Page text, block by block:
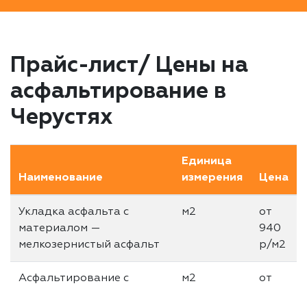
Прайс-лист/ Цены на
асфальтирование в
Черустях
Наименование
Единица
измерения
Цена
Укладка асфальта с
материалом —
мелкозернистый асфальт
м2
от
940
р/м2
Асфальтирование с
м2
от